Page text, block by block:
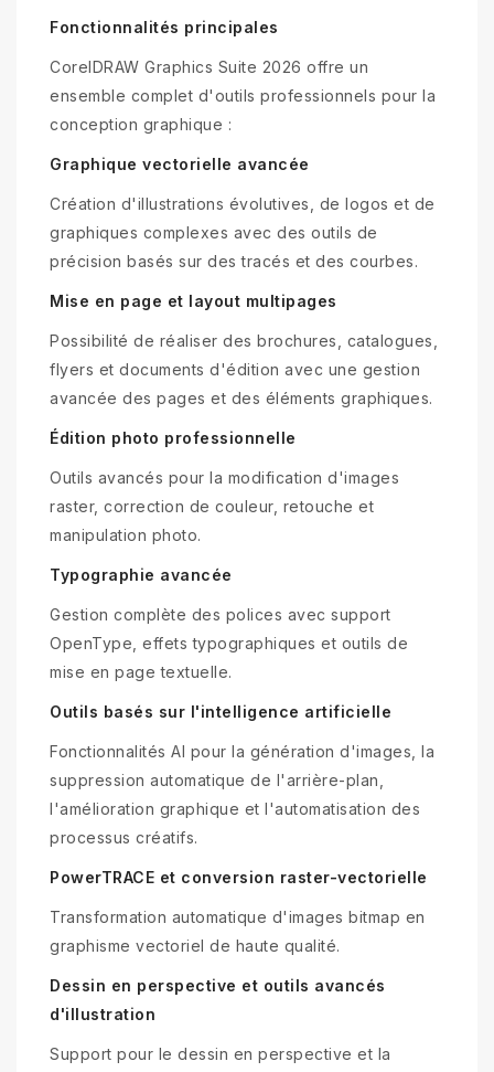
Fonctionnalités principales
CorelDRAW Graphics Suite 2026 offre un
ensemble complet d'outils professionnels pour la
conception graphique :
Graphique vectorielle avancée
Création d'illustrations évolutives, de logos et de
graphiques complexes avec des outils de
précision basés sur des tracés et des courbes.
Mise en page et layout multipages
Possibilité de réaliser des brochures, catalogues,
flyers et documents d'édition avec une gestion
avancée des pages et des éléments graphiques.
Édition photo professionnelle
Outils avancés pour la modification d'images
raster, correction de couleur, retouche et
manipulation photo.
Typographie avancée
Gestion complète des polices avec support
OpenType, effets typographiques et outils de
mise en page textuelle.
Outils basés sur l'intelligence artificielle
Fonctionnalités AI pour la génération d'images, la
suppression automatique de l'arrière-plan,
l'amélioration graphique et l'automatisation des
processus créatifs.
PowerTRACE et conversion raster-vectorielle
Transformation automatique d'images bitmap en
graphisme vectoriel de haute qualité.
Dessin en perspective et outils avancés
d'illustration
Support pour le dessin en perspective et la